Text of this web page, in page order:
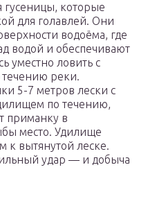
гусеницы, которые
для голавлей. Они
водоёма, где
водой и обеспечивают
уместно ловить с
течению реки.
5-7 метров лески с
по течению,
приманку в
место. Удилище
к вытянутой леске.
удар — и добыча